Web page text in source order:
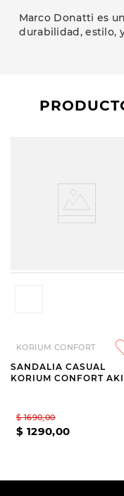
Marco Donatti es
durabilidad, estilo,
KORIUM CONFORT
SANDALIA CASUAL
KORIUM CONFORT
$ 1690,00
$ 1290,00